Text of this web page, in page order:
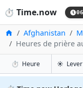
⏱️ Time.now
Accueil
Afghanistan
Heures de prière
⏱️ Heureà Markaz-e
☀️